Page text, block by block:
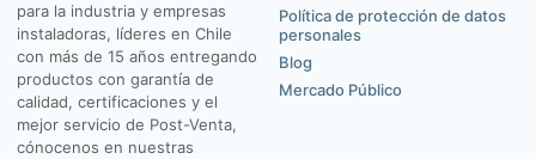
para la industria y empresas
instaladoras, líderes en Chile
con más de 15 años entregando
productos con garantía de
calidad, certificaciones y el
mejor servicio de Post-Venta,
cónocenos en nuestras
Política de protección de datos
personales
Blog
Mercado Público